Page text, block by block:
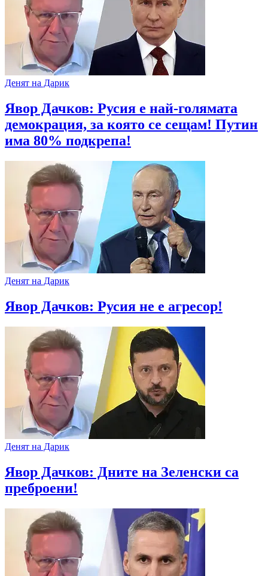
Денят на Дарик
Явор Дачков: Русия е най-голямата
демокрация, за която се сещам! Путин
има 80% подкрепа!
Денят на Дарик
Явор Дачков: Русия не е агресор!
Денят на Дарик
Явор Дачков: Дните на Зеленски са
преброени!